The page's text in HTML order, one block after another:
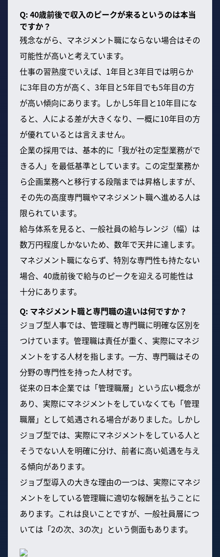
Q: 40歳前後で収入のピークが来るというのは本当
ですか？
残念ながら、マネジメント職にならない場合はその
可能性が高いと考えています。
仕事の習熟度でいえば、1年目と3年目では明らか
に3年目の方が高く、3年目と5年目でも5年目の方
が高い傾向にあります。しかし5年目と10年目にな
ると、人による差が大きくなり、一概に10年目の方
が優れているとは言えません。
企業の採用では、基本的に「我が社の定型業務がで
きる人」を最低基準としています。この定型業務か
ら企画業務へと移行する段階までは昇格しますが、
その先の高度専門職やマネジメント職へ進める人は
限られています。
給与体系を見ると、一般社員の給与レンジ（幅）は
数万円程度しかないため、数年で天井に達します。
マネジメント職にならず、特別な専門性も持たない
場合、40歳前後で給与のピークを迎える可能性は
十分にあります。
Q: マネジメント職と専門職の違いは何ですか？
ジョブ型人事では、管理職と専門職に明確な区別を
つけています。管理職は責任が重く、実際にマネジ
メントをする人材を指します。一方、専門職はその
分野の専門性を持った人材です。
従来の日本企業では「管理職層」という広い概念が
あり、実際にマネジメントをしていなくても「管理
職層」として処遇される場合がありました。しかし
ジョブ型では、実際にマネジメントをしている人と
そうでない人を明確に分け、前者に高い処遇を与え
る傾向があります。
ジョブ型導入の大きな理由の一つは、実際にマネジ
メントをしている管理職に適切な報酬を払うことに
あります。これは良いことですが、一般社員層につ
いては「2の次、3の次」という側面もあります。